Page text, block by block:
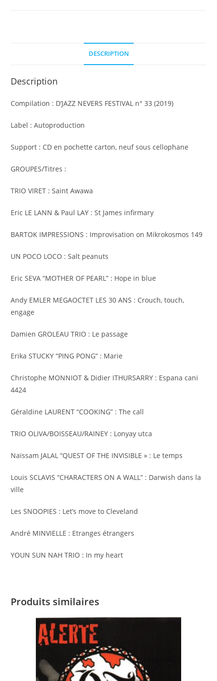
DESCRIPTION
Description
Compilation : D’JAZZ NEVERS FESTIVAL n° 33 (2019)
Label : Autoproduction
Support : CD en pochette carton, neuf sous cellophane
GROUPES/Titres :
TRIO VIRET : Saint Awawa
Eric LE LANN & Paul LAY : St James infirmary
BARTOK IMPRESSIONS : Improvisation on Mikrokosmos 149
UN POCO LOCO : Salt peanuts
Eric SEVA “MOTHER OF PEARL” : Hope in blue
Andy EMLER MEGAOCTET LES 30 ANS : Crouch, touch,
engage
Damien GROLEAU TRIO : Le passage
Erika STUCKY “PING PONG” : Marie
Christophe MONNIOT & Didier ITHURSARRY : Espana cani
4424
Géraldine LAURENT “COOKING” : The call
TRIO OLIVA/BOISSEAU/RAINEY : Lonyay utca
Naïssam JALAL “QUEST OF THE INVISIBLE » : Le temps
Louis SCLAVIS “CHARACTERS ON A WALL” : Darwish dans la
ville
Les SNOOPIES : Let’s move to Cleveland
André MINVIELLE : Etranges étrangers
YOUN SUN NAH TRIO : In my heart
Produits similaires